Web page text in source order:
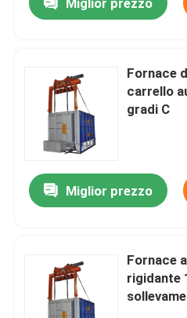
Miglior prezzo
Fornace
carrello
gradi C
Miglior prezzo
Fornace
rigidante